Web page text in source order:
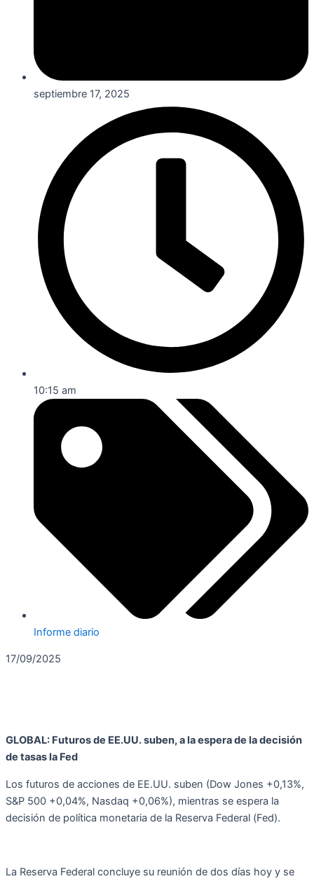
septiembre 17, 2025
10:15 am
Informe diario
17/09/2025
GLOBAL: Futuros de EE.UU. suben, a la espera de la decisión
de tasas la Fed
Los futuros de acciones de EE.UU. suben (Dow Jones +0,13%,
S&P 500 +0,04%, Nasdaq +0,06%), mientras se espera la
decisión de política monetaria de la Reserva Federal (Fed).
La Reserva Federal concluye su reunión de dos días hoy y se